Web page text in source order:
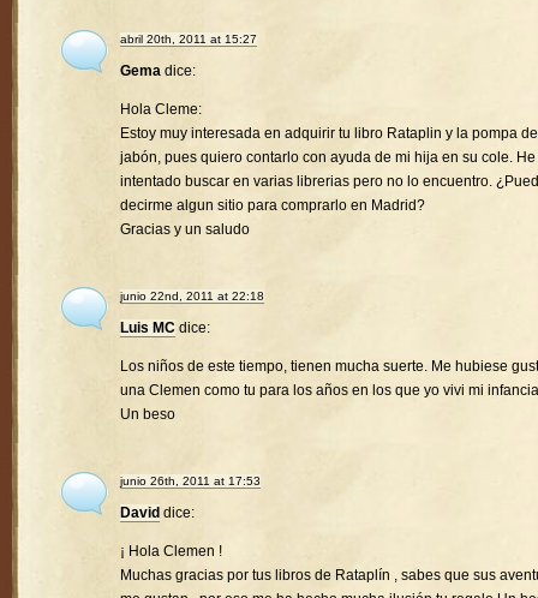
abril 20th, 2011 at 15:27
Gema dice:
Hola Cleme:
Estoy muy interesada en adquirir tu libro Rataplin y la pompa de
jabón, pues quiero contarlo con ayuda de mi hija en su cole. He
intentado buscar en varias librerias pero no lo encuentro.
decirme algun sitio para comprarlo en Madrid?
Gracias y un saludo
junio 22nd, 2011 at 22:18
Luis MC dice:
Los niños de este tiempo, tienen mucha suerte. Me hubiese
una Clemen como tu para los años en los que yo vivi mi
Un beso
junio 26th, 2011 at 17:53
David dice:
¡ Hola Clemen !
Muchas gracias por tus libros de Rataplín , sabes que sus